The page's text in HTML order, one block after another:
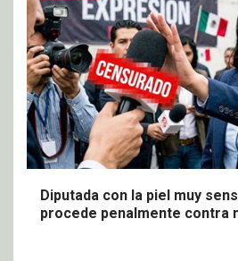
Diputada con la piel muy
procede penalmente contra